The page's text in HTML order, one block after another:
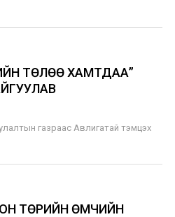
ТӨЛӨӨ ХАМТДАА”
газраас Авлигатай тэмцэх
ТӨРИЙН ӨМЧИЙН